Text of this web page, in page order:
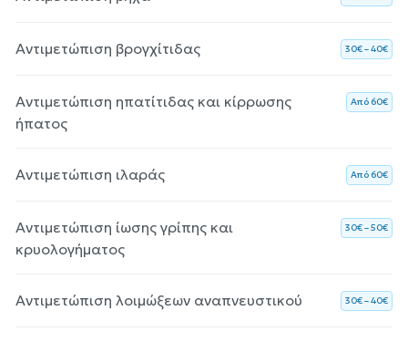
Αντιμετώπιση βρογχίτιδας 30€ – 40€
Αντιμετώπιση ηπατίτιδας και κίρρωσης
ήπατος
Aπό 60€
Αντιμετώπιση ιλαράς Aπό 60€
Αντιμετώπιση ίωσης γρίπης και
κρυολογήματος
30€ – 50€
Αντιμετώπιση λοιμώξεων αναπνευστικού 30€ – 40€